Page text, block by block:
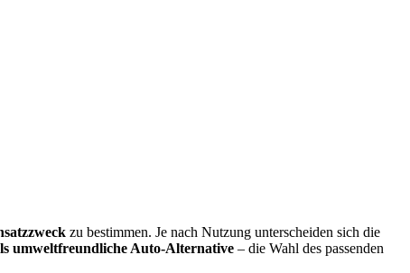
zu bestimmen. Je nach Nutzung unterscheiden sich die
umweltfreundliche Auto-Alternative – die Wahl des passenden